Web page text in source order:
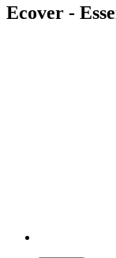
Ecover -